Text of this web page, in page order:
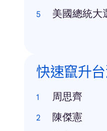
美國總統大
快速竄升
周思齊
陳傑憲